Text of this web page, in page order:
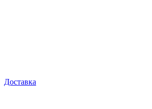
Доставка